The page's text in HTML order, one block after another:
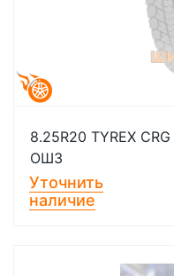
8.25R20 TYREX
ОШЗ
Уточнить
наличие